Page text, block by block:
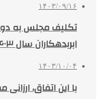
۱۴۰۳/۰۹/۱۶
تکلیف مجلس به
ابربدهکاران سال ۱۴۰۳
۱۴۰۳/۱۰/۰۴
با این اتفاق،